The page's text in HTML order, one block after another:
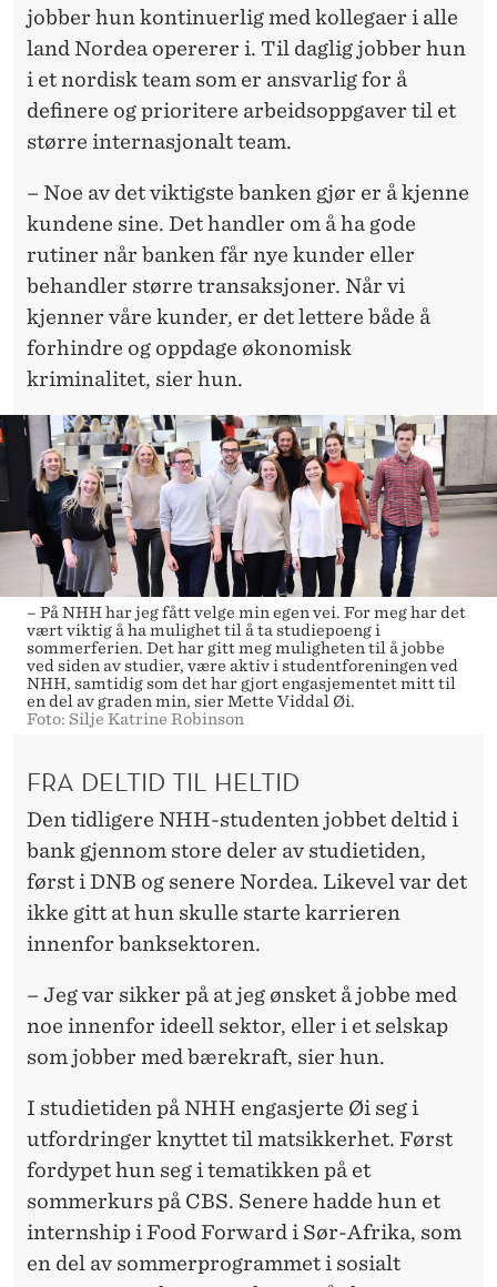
jobber hun kontinuerlig med kollegaer i alle
land Nordea opererer i. Til daglig jobber hun
i et nordisk team som er ansvarlig for å
definere og prioritere arbeidsoppgaver til et
større internasjonalt team.
– Noe av det viktigste banken gjør er å kjenne
kundene sine. Det handler om å ha gode
rutiner når banken får nye kunder eller
behandler større transaksjoner. Når vi
kjenner våre kunder, er det lettere både å
forhindre og oppdage økonomisk
kriminalitet, sier hun.
– På NHH har jeg fått velge min egen vei. For meg har det
vært viktig å ha mulighet til å ta studiepoeng i
sommerferien. Det har gitt meg muligheten til å jobbe
ved siden av studier, være aktiv i studentforeningen ved
NHH, samtidig som det har gjort engasjementet mitt til
en del av graden min, sier Mette Viddal Øi.
Foto: Silje Katrine Robinson
FRA DELTID TIL HELTID
Den tidligere NHH-studenten jobbet deltid i
bank gjennom store deler av studietiden,
først i DNB og senere Nordea. Likevel var det
ikke gitt at hun skulle starte karrieren
innenfor banksektoren.
– Jeg var sikker på at jeg ønsket å jobbe med
noe innenfor ideell sektor, eller i et selskap
som jobber med bærekraft, sier hun.
I studietiden på NHH engasjerte Øi seg i
utfordringer knyttet til matsikkerhet. Først
fordypet hun seg i tematikken på et
sommerkurs på CBS. Senere hadde hun et
internship i Food Forward i Sør-Afrika, som
en del av sommerprogrammet i sosialt